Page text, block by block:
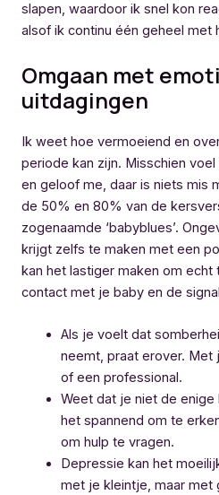
slapen, waardoor ik snel kon
alsof ik continu één geheel met
Omgaan met
uitdagingen
Ik weet hoe vermoeiend en
periode kan zijn. Misschien
en geloof me, daar is niets mis
de 50% en 80% van de
zogenaamde ‘babyblues’.
krijgt zelfs te maken met een
kan het lastiger maken om echt
contact met je baby en de
Als je voelt dat
neemt, praat erover. Met
of een professional.
Weet dat je niet de
het spannend om te
om hulp te vragen.
Depressie kan het
met je kleintje, maar met